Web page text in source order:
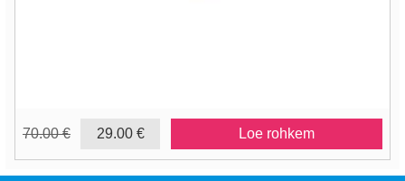
70.00 € 29.00 € Loe rohkem